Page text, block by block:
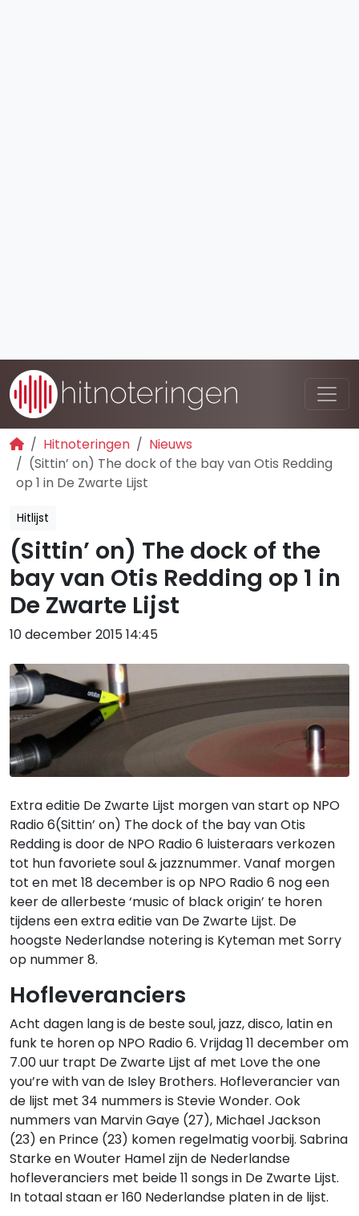
Hitnoteringen
Nieuws
(Sittin’ on) The dock of the bay van Otis Redding
op 1 in De Zwarte Lijst
Hitlijst
(Sittin’ on) The dock of the
bay van Otis Redding op 1 in
De Zwarte Lijst
10 december 2015 14:45
Extra editie De Zwarte Lijst morgen van start op NPO
Radio 6(Sittin’ on) The dock of the bay van Otis
Redding is door de NPO Radio 6 luisteraars verkozen
tot hun favoriete soul & jazznummer. Vanaf morgen
tot en met 18 december is op NPO Radio 6 nog een
keer de allerbeste ‘music of black origin’ te horen
tijdens een extra editie van De Zwarte Lijst. De
hoogste Nederlandse notering is Kyteman met Sorry
op nummer 8.
Hofleveranciers
Acht dagen lang is de beste soul, jazz, disco, latin en
funk te horen op NPO Radio 6. Vrijdag 11 december om
7.00 uur trapt De Zwarte Lijst af met Love the one
you’re with van de Isley Brothers. Hofleverancier van
de lijst met 34 nummers is Stevie Wonder. Ook
nummers van Marvin Gaye (27), Michael Jackson
(23) en Prince (23) komen regelmatig voorbij. Sabrina
Starke en Wouter Hamel zijn de Nederlandse
hofleveranciers met beide 11 songs in De Zwarte Lijst.
In totaal staan er 160 Nederlandse platen in de lijst.